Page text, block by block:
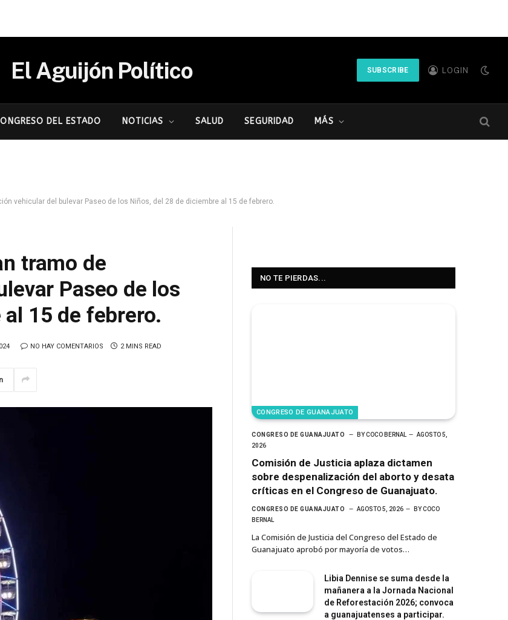
El Aguijón Político SUBSCRIBE LOGIN
DEL ESTADO NOTICIAS SALUD SEGURIDAD MÁS
vehicular del bulevar Paseo de los Niños, del 28 de diciembre al 15 de febrero.
tramo de
Paseo de los
15 de febrero.
NO HAY COMENTARIOS 2 MINS READ
NO TE PIERDAS...
CONGRESO DE GUANAJUATO
CONGRESO DE GUANAJUATO BYCOCO BERNAL
AGOSTO 5,
2026
Comisión de Justicia aplaza dictamen
sobre despenalización del aborto y desata
críticas en el Congreso de Guanajuato.
CONGRESO DE GUANAJUATO AGOSTO 5, 2026 BYCOCO
BERNAL
La Comisión de Justicia del Congreso del Estado de
Guanajuato aprobó por mayoría de votos…
Libia Dennise se suma desde la
mañanera a la Jornada Nacional
de Reforestación 2026; convoca
a guanajuatenses a participar.